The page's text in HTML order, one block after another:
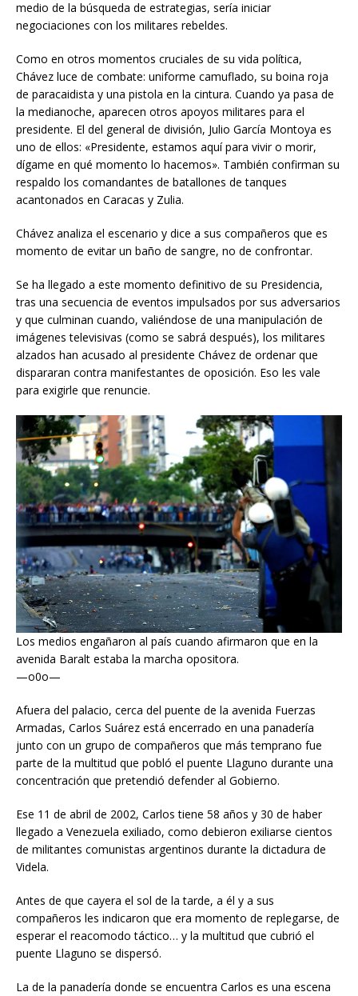
medio de la búsqueda de estrategias, sería iniciar
negociaciones con los militares rebeldes.
Como en otros momentos cruciales de su vida política,
Chávez luce de combate: uniforme camuflado, su boina roja
de paracaidista y una pistola en la cintura. Cuando ya pasa de
la medianoche, aparecen otros apoyos militares para el
presidente. El del general de división, Julio García Montoya es
uno de ellos: «Presidente, estamos aquí para vivir o morir,
dígame en qué momento lo hacemos». También confirman su
respaldo los comandantes de batallones de tanques
acantonados en Caracas y Zulia.
Chávez analiza el escenario y dice a sus compañeros que es
momento de evitar un baño de sangre, no de confrontar.
Se ha llegado a este momento definitivo de su Presidencia,
tras una secuencia de eventos impulsados por sus adversarios
y que culminan cuando, valiéndose de una manipulación de
imágenes televisivas (como se sabrá después), los militares
alzados han acusado al presidente Chávez de ordenar que
dispararan contra manifestantes de oposición. Eso les vale
para exigirle que renuncie.
Los medios engañaron al país cuando afirmaron que en la
avenida Baralt estaba la marcha opositora.
—o0o—
Afuera del palacio, cerca del puente de la avenida Fuerzas
Armadas, Carlos Suárez está encerrado en una panadería
junto con un grupo de compañeros que más temprano fue
parte de la multitud que pobló el puente Llaguno durante una
concentración que pretendió defender al Gobierno.
Ese 11 de abril de 2002, Carlos tiene 58 años y 30 de haber
llegado a Venezuela exiliado, como debieron exiliarse cientos
de militantes comunistas argentinos durante la dictadura de
Videla.
Antes de que cayera el sol de la tarde, a él y a sus
compañeros les indicaron que era momento de replegarse, de
esperar el reacomodo táctico… y la multitud que cubrió el
puente Llaguno se dispersó.
La de la panadería donde se encuentra Carlos es una escena